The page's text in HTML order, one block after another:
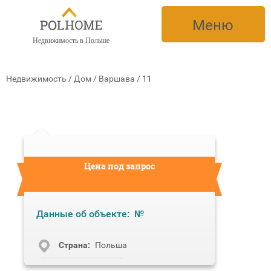
Недвижимость в Польше
Меню
Недвижимость / Дом / Варшава / 11
Цена под запрос
Данные об объекте: №
Cтрана: Польша